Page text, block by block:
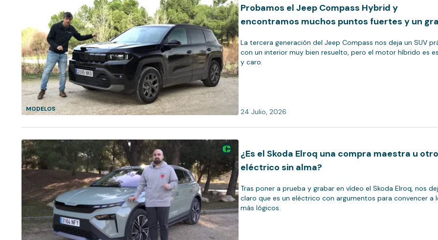
MODELOS
Probamos el Jeep Compass Hybrid y
encontramos muchos puntos fuertes y un
La tercera generación del Jeep Compass nos deja un SUV
con un interior muy bien resuelto, pero el motor híbrido es
y caro.
24 Julio, 2026
¿Es el Skoda Elroq una compra maestra u otro
eléctrico sin alma?
Tras poner a prueba y grabar en vídeo el Skoda Elroq, nos
claro que es un eléctrico con argumentos para convencer a
más lógicos.